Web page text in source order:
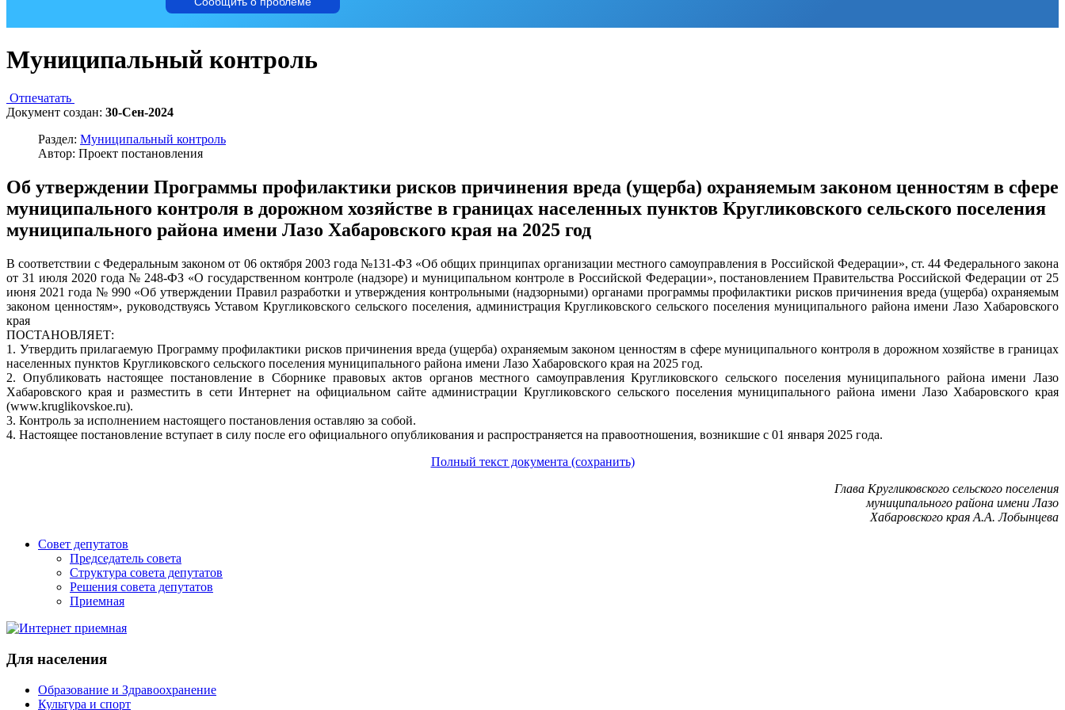
Муниципальный контроль
Отпечатать
Документ создан: 30-Сен-2024
Раздел: Муниципальный контроль
Автор: Проект постановления
Об утверждении Программы профилактики рисков причинения вреда (ущерба) охраняемым законом ценностям в сфере
муниципального контроля в дорожном хозяйстве в границах населенных пунктов Кругликовского сельского поселения
муниципального района имени Лазо Хабаровского края на 2025 год
В соответствии с Федеральным законом от 06 октября 2003 года №131-ФЗ «Об общих принципах организации местного самоуправления в Российской Федерации», ст. 44 Федерального закона
от 31 июля 2020 года № 248-ФЗ «О государственном контроле (надзоре) и муниципальном контроле в Российской Федерации», постановлением Правительства Российской Федерации от 25
июня 2021 года № 990 «Об утверждении Правил разработки и утверждения контрольными (надзорными) органами программы профилактики рисков причинения вреда (ущерба) охраняемым
законом ценностям», руководствуясь Уставом Кругликовского сельского поселения, администрация Кругликовского сельского поселения муниципального района имени Лазо Хабаровского
края
ПОСТАНОВЛЯЕТ:
1. Утвердить прилагаемую Программу профилактики рисков причинения вреда (ущерба) охраняемым законом ценностям в сфере муниципального контроля в дорожном хозяйстве в границах
населенных пунктов Кругликовского сельского поселения муниципального района имени Лазо Хабаровского края на 2025 год.
2. Опубликовать настоящее постановление в Сборнике правовых актов органов местного самоуправления Кругликовского сельского поселения муниципального района имени Лазо
Хабаровского края и разместить в сети Интернет на официальном сайте администрации Кругликовского сельского поселения муниципального района имени Лазо Хабаровского края
(www.kruglikovskoe.ru).
3. Контроль за исполнением настоящего постановления оставляю за собой.
4. Настоящее постановление вступает в силу после его официального опубликования и распространяется на правоотношения, возникшие с 01 января 2025 года.
Полный текст документа (сохранить)
Глава Кругликовского сельского поселения
муниципального района имени Лазо
Хабаровского края А.А. Лобынцева
Совет депутатов
Председатель совета
Структура совета депутатов
Решения совета депутатов
Приемная
Для населения
Образование и Здравоохранение
Культура и спорт